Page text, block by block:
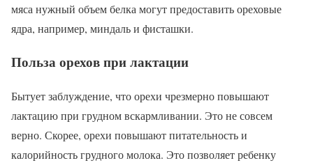
мяса нужный объем белка могут предоставить ореховые
ядра, например, миндаль и фисташки.
Польза орехов при лактации
Бытует заблуждение, что орехи чрезмерно повышают
лактацию при грудном вскармливании. Это не совсем
верно. Скорее, орехи повышают питательность и
калорийность грудного молока. Это позволяет ребенку